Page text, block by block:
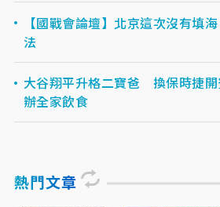
【國戰會論壇】北京這次沒有填
法
大谷翔平升格二寶爸 換保時捷
辦全家飲食
熱門文章